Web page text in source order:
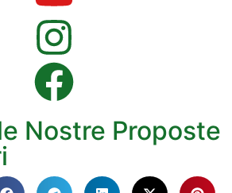
Nostre Proposte